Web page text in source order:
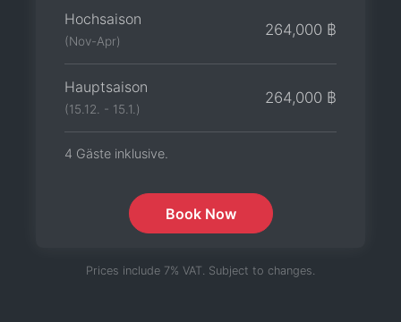
Hochsaison
(Nov-Apr)
264,000 ฿
Hauptsaison
(15.12. - 15.1.)
264,000 ฿
4 Gäste inklusive.
Book Now
Prices include 7% VAT. Subject to changes.